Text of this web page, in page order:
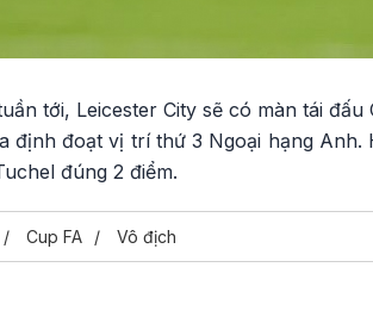
tới, Leicester City sẽ có màn tái
định đoạt vị trí thứ 3 Ngoại hạng
đúng 2 điểm.
Cup FA Vô địch